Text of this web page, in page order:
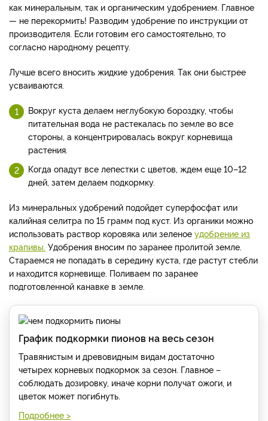
как минеральным, так и органическим удобрением. Главное
— не перекормить! Разводим удобрение по инструкции от
производителя. Если готовим его самостоятельно, то
согласно народному рецепту.
Лучше всего вносить жидкие удобрения. Так они быстрее
усваиваются.
Вокруг куста делаем неглубокую бороздку, чтобы
питательная вода не растекалась по земле во все
стороны, а концентрировалась вокруг корневища
растения.
Когда опадут все лепестки с цветов, ждем еще 10–12
дней, затем делаем подкормку.
Из минеральных удобрений подойдет суперфосфат или
калийная селитра по 15 грамм под куст. Из органики можно
использовать раствор коровяка или зеленое удобрение из
крапивы. Удобрения вносим по заранее пролитой земле.
Стараемся не попадать в середину куста, где растут стебли
и находится корневище. Поливаем по заранее
подготовленной канавке в земле.
График подкормки пионов на весь сезон
Травянистым и древовидным видам достаточно
четырех корневых подкормок за сезон. Главное –
соблюдать дозировку, иначе корни получат ожоги, и
цветок может погибнуть.
Подробнее >